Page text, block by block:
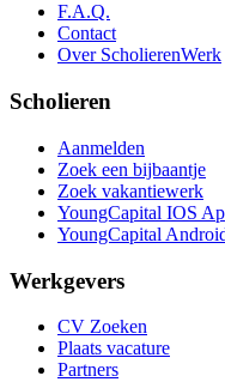
F.A.Q.
Contact
Over ScholierenWerk
Scholieren
Aanmelden
Zoek een bijbaantje
Zoek vakantiewerk
YoungCapital IOS
YoungCapital
Werkgevers
CV Zoeken
Plaats vacature
Partners